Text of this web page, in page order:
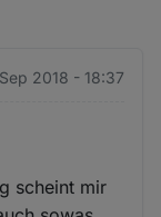
2018 - 18:37
scheint mir